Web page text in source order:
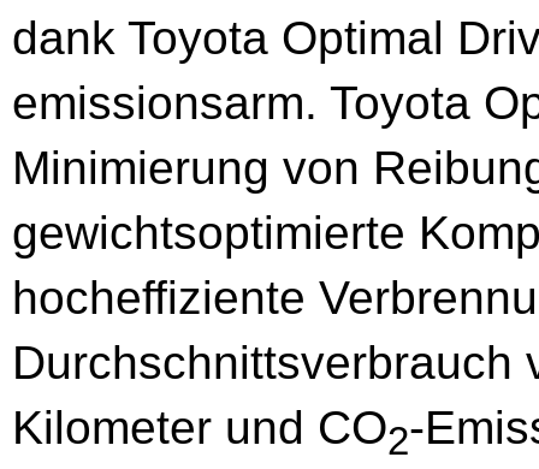
dank Toyota Optimal
emissionsarm. Toyota
Minimierung von
gewichtsoptimierte
hocheffiziente
Durchschnittsverbrauch
Kilometer und CO2-